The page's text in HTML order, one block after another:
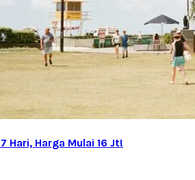
Hari, Harga Mulai 16 Jt!